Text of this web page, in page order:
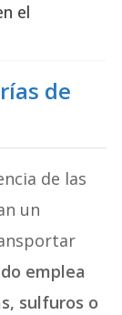
el
de
de las
un
emplea
sulfuros o